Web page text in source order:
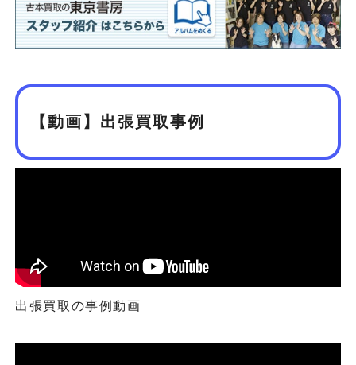
【動画】出張買取事例
出張買取の事例動画